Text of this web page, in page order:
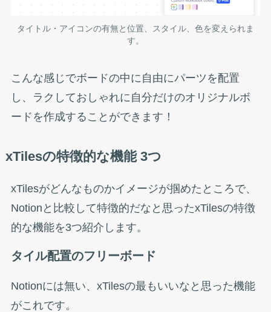
タイトル・アイコンの有無と位置、スタイル、色を変えられま
す。
こんな感じでボードの中に自由にパーツを配置
し、ラクしておしゃれに自分だけのオリジナルボ
ードを作成することができます！
xTilesの特徴的な機能 3つ
xTilesがどんなものかイメージが掴めたところで、
Notionと比較して特徴的だなと思ったxTilesの特徴
的な機能を3つ紹介します。
タイル配置のフリーボード
Notionには無い、xTilesの最もいいなと思った機能
がこれです。